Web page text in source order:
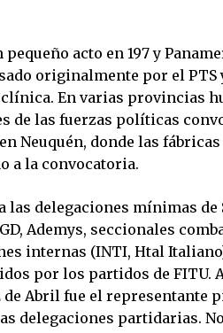
acto en 197 y
originalmente por el PTS
En varias provincias
de las fuerzas políticas
Neuquén, donde las
a la convocatoria.
las delegaciones mínimas de
Ademys, seccionales
internas (INTI, Htal
por los partidos de FITU.
de Abril fue el representante
delegaciones partidarias.